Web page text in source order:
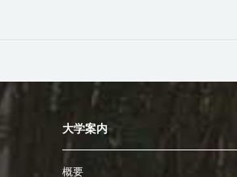
大学案内
概要